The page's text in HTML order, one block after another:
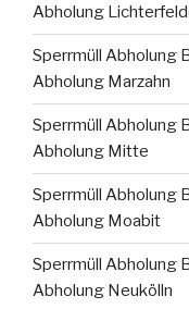
Abholung
Sperrmüll Abholung
Abholung Marzahn
Sperrmüll Abholung
Abholung Mitte
Sperrmüll Abholung
Abholung Moabit
Sperrmüll Abholung
Abholung Neukölln